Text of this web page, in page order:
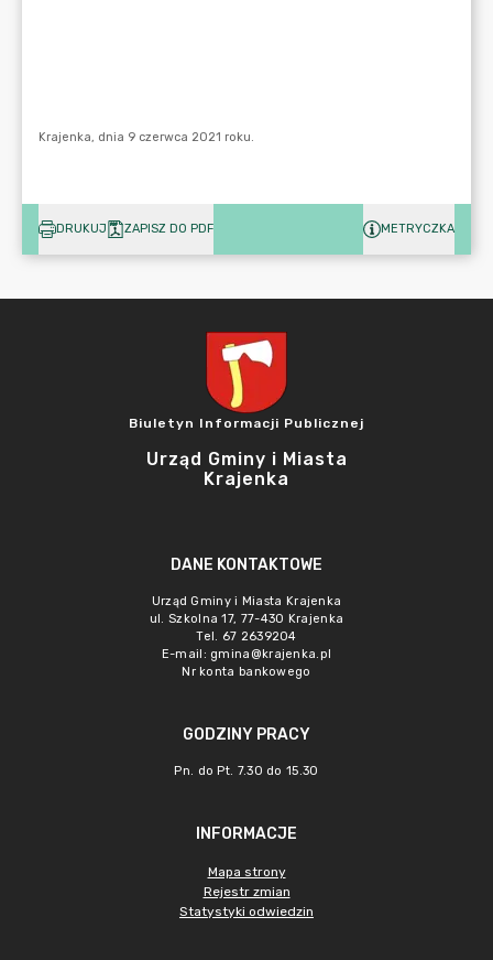
DRUKUJ ZAPISZ DO PDF METRYCZKA
Biuletyn Informacji Publicznej
Urząd Gminy i Miasta
Krajenka
DANE KONTAKTOWE
Urząd Gminy i Miasta Krajenka
ul. Szkolna 17, 77-430 Krajenka
Tel. 67 2639204
E-mail: gmina@krajenka.pl
Nr konta bankowego
GODZINY PRACY
Pn. do Pt. 7.30 do 15.30
INFORMACJE
Mapa strony
Rejestr zmian
Statystyki odwiedzin